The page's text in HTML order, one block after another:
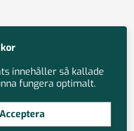
innehåller så kallade
fungera optimalt.
Acceptera